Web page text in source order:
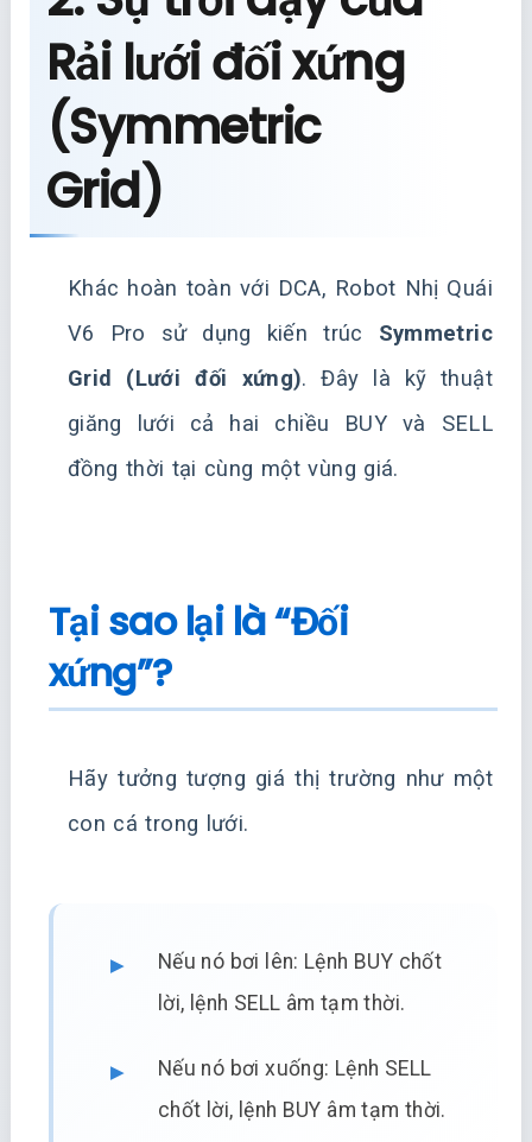
Rải lưới đối xứng
(Symmetric
Grid)
Khác hoàn toàn với DCA, Robot Nhị Quái
V6 Pro sử dụng kiến trúc Symmetric
Grid (Lưới đối xứng). Đây là kỹ thuật
giăng lưới cả hai chiều BUY và SELL
đồng thời tại cùng một vùng giá.
Tại sao lại là “Đối
xứng”?
Hãy tưởng tượng giá thị trường như một
con cá trong lưới.
Nếu nó bơi lên: Lệnh BUY chốt
lời, lệnh SELL âm tạm thời.
Nếu nó bơi xuống: Lệnh SELL
chốt lời, lệnh BUY âm tạm thời.